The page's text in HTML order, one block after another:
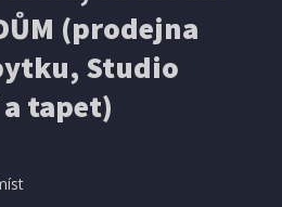
Síť proti hmyzu do
x 100 cm
(prodejna
Studio
tapet)